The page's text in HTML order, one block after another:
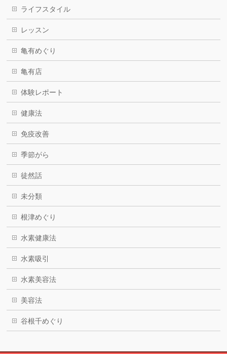
ライフスタイル
レッスン
亀有めぐり
亀有店
体験レポート
健康法
免疫改善
季節がら
徒然話
未分類
根津めぐり
水素健康法
水素吸引
水素美容法
美容法
谷根千めぐり